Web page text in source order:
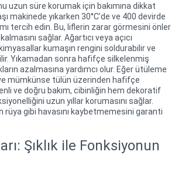
uzun süre korumak için bakımına dikkat
makinede yıkarken 30°C’de ve 400 devirde
tercih edin. Bu, liflerin zarar görmesini önler
sağlar. Ağartıcı veya açıcı
kumaşın rengini soldurabilir ve
Yıkamadan sonra hafifçe silkelenmiş
azalmasına yardımcı olur. Eğer ütüleme
mümkünse tülün üzerinden hafifçe
ve doğru bakım, cibinliğin hem dekoratif
uzun yıllar korumasını sağlar.
rüya gibi havasını kaybetmemesini garanti
Şıklık ile Fonksiyonun